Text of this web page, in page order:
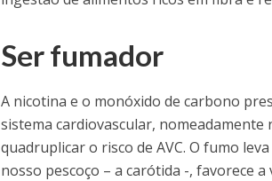
Ser fumador
A nicotina e o monóxido de carbono
sistema cardiovascular,
quadruplicar o risco de AVC. O fumo
nosso pescoço – a carótida -, favorece